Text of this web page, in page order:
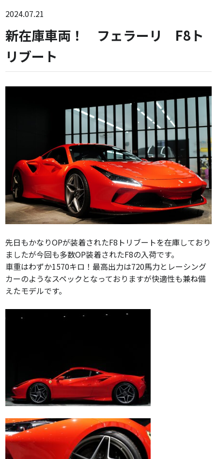
2024.07.21
新在庫車両！ フェラーリ F8ト
リブート
先日もかなりOPが装着されたF8トリブートを在庫しており
ましたが今回も多数OP装着されたF8の入荷です。
車重はわずか1570キロ！最高出力は720馬力とレーシング
カーのようなスペックとなっておりますが快適性も兼ね備
えたモデルです。